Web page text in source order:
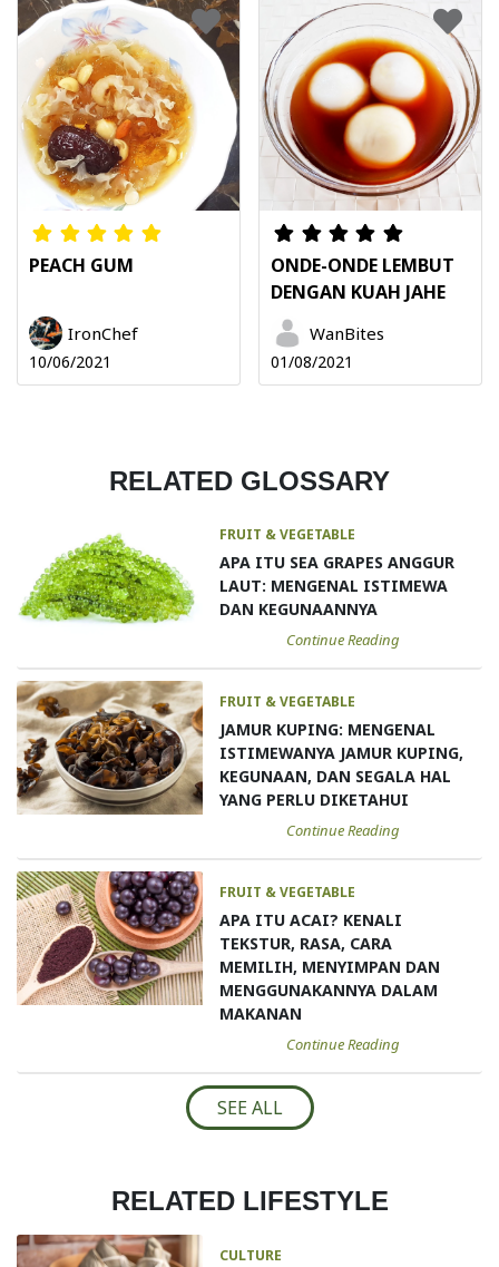
PEACH GUM
IronChef
10/06/2021
ONDE-ONDE LEMBUT
DENGAN KUAH JAHE
WanBites
01/08/2021
RELATED GLOSSARY
FRUIT & VEGETABLE
APA ITU SEA GRAPES ANGGUR
LAUT: MENGENAL ISTIMEWA
DAN KEGUNAANNYA
Continue Reading
FRUIT & VEGETABLE
JAMUR KUPING: MENGENAL
ISTIMEWANYA JAMUR KUPING,
KEGUNAAN, DAN SEGALA HAL
YANG PERLU DIKETAHUI
Continue Reading
FRUIT & VEGETABLE
APA ITU ACAI? KENALI
TEKSTUR, RASA, CARA
MEMILIH, MENYIMPAN DAN
MENGGUNAKANNYA DALAM
MAKANAN
Continue Reading
SEE ALL
RELATED LIFESTYLE
CULTURE